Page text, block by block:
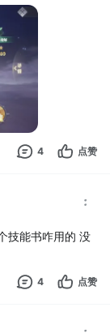
4 点赞
技能书咋用的 没
4 点赞